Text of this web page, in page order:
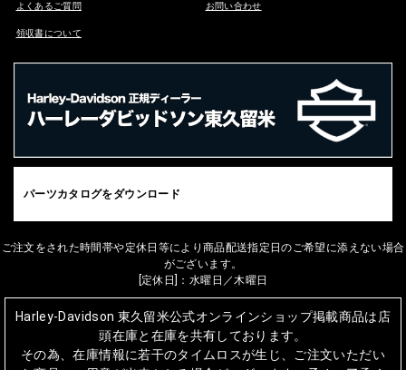
よくあるご質問 お問い合わせ
領収書について
パーツカタログをダウンロード
ご注文をされた時間帯や定休日等により商品配送指定日のご希望に添えない場合
がございます。
[定休日]：水曜日／木曜日
Harley-Davidson 東久留米公式オンラインショップ掲載商品は店
頭在庫と在庫を共有しております。
その為、在庫情報に若干のタイムロスが生じ、ご注文いただい